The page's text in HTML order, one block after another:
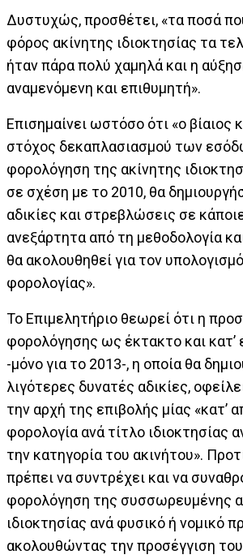
Δυστυχώς, προσθέτει, «τα ποσά
φόρος ακίνητης ιδιοκτησίας τα
ήταν πάρα πολύ χαμηλά και η
αναμενόμενη και επιθυμητή».
Επισημαίνει ωστόσο ότι «ο βίαιος
στόχος δεκαπλασιασμού των
φορολόγηση της ακίνητης
σε σχέση με το 2010, θα
αδικίες και στρεβλώσεις σε
ανεξάρτητα από τη μεθοδολογία
θα ακολουθηθεί για τον
φορολογίας».
Το Επιμελητήριο θεωρεί ότι η
φορολόγησης ως έκτακτο και κατ’
-μόνο για το 2013-, η οποία θα
λιγότερες δυνατές αδικίες,
την αρχή της επιβολής μίας «κατ’
φορολογία ανά τίτλο ιδιοκτησίας
την κατηγορία του ακινήτου».
πρέπει να συντρέχει και να
φορολόγηση της συσσωρευμένης
ιδιοκτησίας ανά φυσικό ή νομικό
ακολουθώντας την προσέγγιση